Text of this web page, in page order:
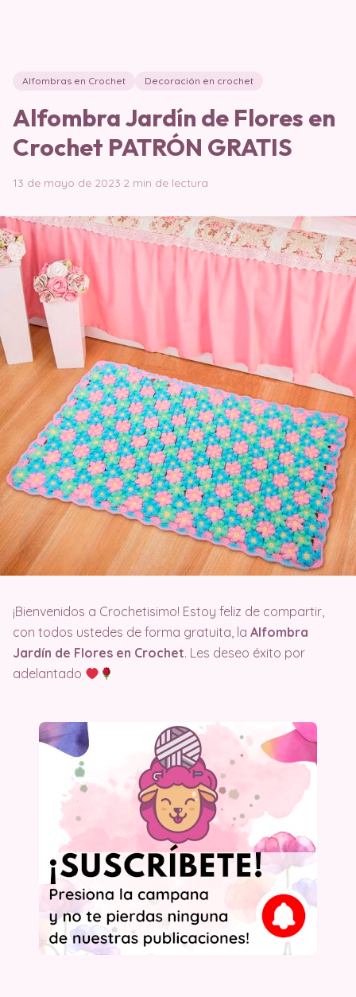
Alfombras en Crochet Decoración en crochet
Alfombra Jardín de Flores en
Crochet PATRÓN GRATIS
13 de mayo de 2023·2 min de lectura
¡Bienvenidos a Crochetisimo! Estoy feliz de compartir,
con todos ustedes de forma gratuita, la Alfombra
Jardín de Flores en Crochet. Les deseo éxito por
adelantado